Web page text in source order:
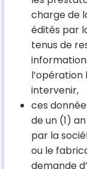
charge de
édités par
tenus de
intervenir,
ces
de un (1)
par la
ou le
demande